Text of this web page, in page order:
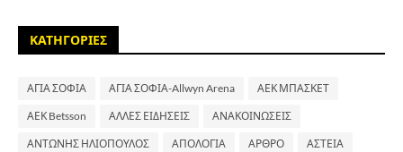
ΚΑΤΗΓΟΡΙΕΣ
ΑΓΙΑ ΣΟΦΙΑ ΑΓΙΑ ΣΟΦΙΑ-Allwyn Arena ΑΕΚ ΜΠΑΣΚΕΤ
ΑΕΚ Betsson ΑΛΛΕΣ ΕΙΔΗΣΕΙΣ ΑΝΑΚΟΙΝΩΣΕΙΣ
ΑΝΤΩΝΗΣ ΗΛΙΟΠΟΥΛΟΣ ΑΠΟΛΟΓΙΑ ΑΡΘΡΟ ΑΣΤΕΙΑ